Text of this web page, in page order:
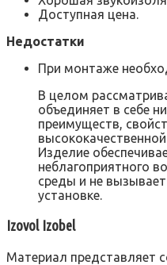
Доступная цена.
Недостатки
При монтаже
В целом
объединяет в себе
преимуществ,
Изделие
неблагоприятного
среды и не
установке.
Izovol Izobel
Материал представляет